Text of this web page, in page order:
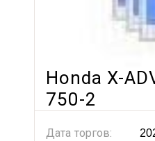
Honda X-
750-2
Дата торгов: